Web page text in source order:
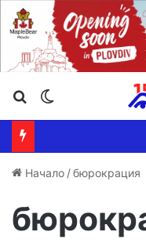
Търсене ...
Начало /бюрокрация